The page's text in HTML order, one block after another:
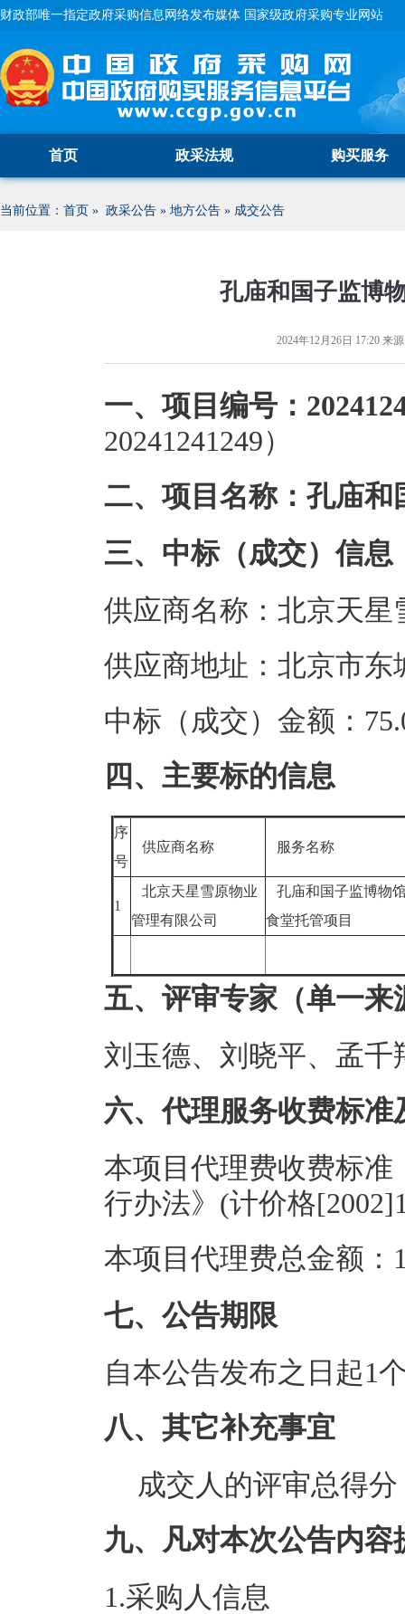
财政部唯一指定政府采购信息网络发布媒体 国家级政府采购专业网站
首页 政采法规 购买服务
当前位置： 首页 » 政采公告 » 地方公告 » 成交公告
孔庙和国子监博
2024年12月26日 17:20 来
一、项目编号：
20241241249）
二、项目名称：孔庙
三、中标（成交）信息
供应商名称：北京天
供应商地址：北京市东
中标（成交）金额：
四、主要标的信息
序
号
供应商名称 服务名称
1
北京天星雪原物业
管理有限公司
孔庙和国子监博物
食堂托管项目
五、评审专家（单一
刘玉德、刘晓平、孟千
六、代理服务收费标准
本项目代理费收费标
行办法》(计价格
本项目代理费总金额：
七、公告期限
自本公告发布之日起1
八、其它补充事宜
成交人的评审总得分
九、凡对本次公告内
1.采购人信息